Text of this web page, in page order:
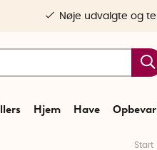
Hjem Have
Nøje udvalgte og
Start